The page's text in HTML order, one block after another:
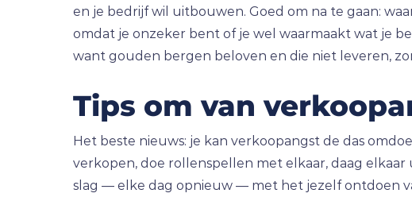
en je bedrijf wil uitbouwen. Goed om na te gaan:
omdat je onzeker bent of je wel waarmaakt wat je
want gouden bergen beloven en die niet leveren,
Tips om van
Het beste nieuws: je kan verkoopangst de das
verkopen, doe rollenspellen met elkaar, daag
slag — elke dag opnieuw — met het jezelf ontdoen